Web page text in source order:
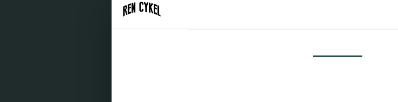
4 gode grunde til at
afhentningsservice i